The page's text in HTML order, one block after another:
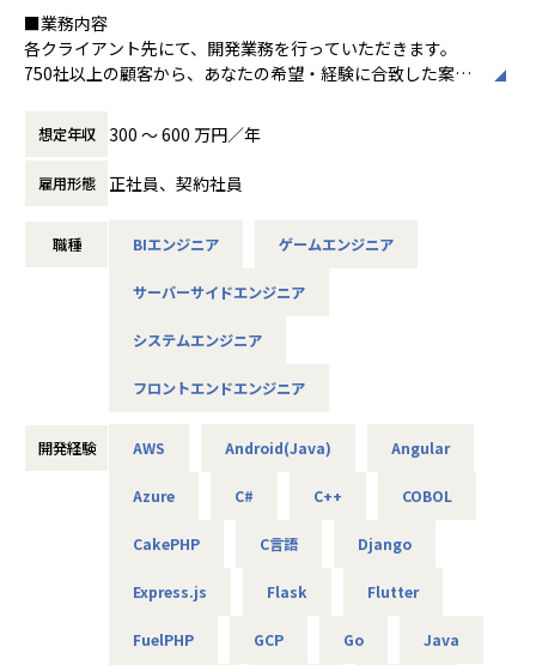
■業務内容
各クライアント先にて、開発業務を行っていただきます。
750社以上の顧客から、あなたの希望・経験に合致した案件
＜Web・アプリからゲームまで。多彩なプロジェクトあり＞
■Webアプリ・業務システムの要件定義～開発
■スマホゲームのサーバーサイド開発
■AWS/Azureを用いたクラウド環境構築
実装経験をお持ちの方であれば、スキルレベル（等級）に合
g、Vue.js）
・大手企業のECサイト構築（C#、VB）
・販売管理システムの開発（COBOL、JCL）
・国税のインフラ環境構築（AWS、Azure、Linux、Window
・各種NW／DB／サーバ／設計・構築・運用・保守（cisco
想定年収 300 〜 600 万円／年
雇用形態 正社員、契約社員
職種 BIエンジニア ゲームエンジニア
サーバーサイドエンジニア
システムエンジニア
フロントエンドエンジニア
開発経験 AWS Android(Java) Angular
Azure C# C++ COBOL
CakePHP C言語 Django
Express.js Flask Flutter
FuelPHP GCP Go Java